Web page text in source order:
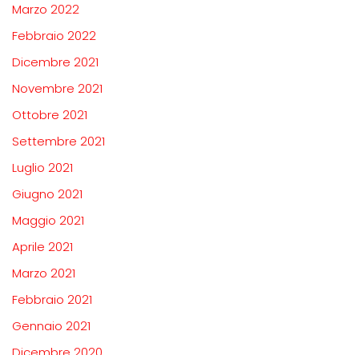
Marzo 2022
Febbraio 2022
Dicembre 2021
Novembre 2021
Ottobre 2021
Settembre 2021
Luglio 2021
Giugno 2021
Maggio 2021
Aprile 2021
Marzo 2021
Febbraio 2021
Gennaio 2021